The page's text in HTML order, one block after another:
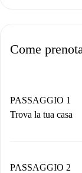
Come
PASSAGGIO 1
Trova la tua casa
Hai tutte le
PASSAGGIO 2